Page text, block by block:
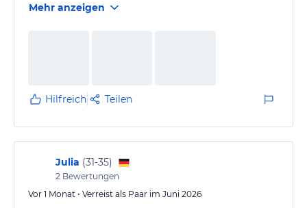
Gläser für Säfte gingen ebenfalls aus. Jedoch war das
Die glutenfreie Weckle bekam man separat an den
Die…
Mehr anzeigen
Hilfreich Teilen
Julia (31-35)
2 Bewertungen
Vor 1 Monat • Verreist als Paar im Juni 2026